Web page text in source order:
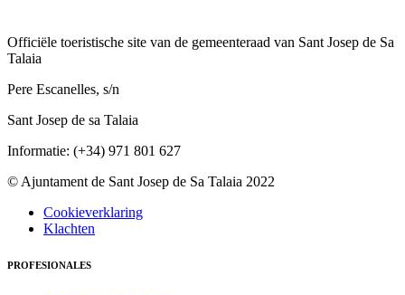
Officiële toeristische site van de gemeenteraad van Sant Josep de Sa
Talaia
Pere Escanelles, s/n
Sant Josep de sa Talaia
Informatie: (+34) 971 801 627
© Ajuntament de Sant Josep de Sa Talaia 2022
Cookieverklaring
Klachten
PROFESIONALES